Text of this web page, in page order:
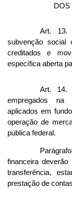
Art. 13.
subvenção social
creditados e
específica aberta
Art. 14.
empregados na
aplicados em
operação de
pública federal.
financeira
transferência,
prestação de